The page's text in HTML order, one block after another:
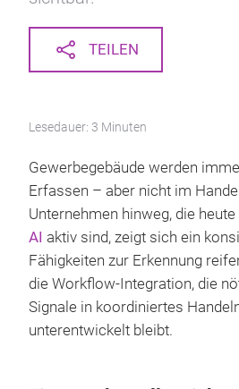
TEILEN
Lesedauer: 3 Minuten
Gewerbegebäude werden
Erfassen – aber nicht im
Unternehmen hinweg, die
AI aktiv sind, zeigt sich ein
Fähigkeiten zur Erkennung
die Workflow-Integration, die
Signale in koordiniertes
unterentwickelt bleibt.